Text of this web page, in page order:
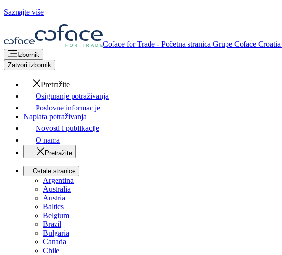
Saznajte više
Coface for Trade - Početna stranica Grupe Coface Croatia
Izbornik
Zatvori izbornik
Pretražite
Osiguranje potraživanja
Poslovne informacije
Naplata potraživanja
Novosti i publikacije
O nama
Pretražite
Ostale stranice
Argentina
Australia
Austria
Baltics
Belgium
Brazil
Bulgaria
Canada
Chile